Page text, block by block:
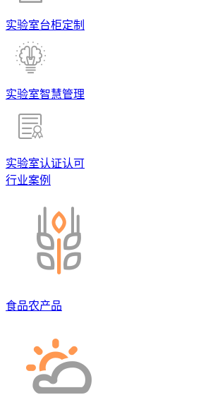
实验室台柜定制
实验室智慧管理
实验室认证认可
行业案例
食品农产品